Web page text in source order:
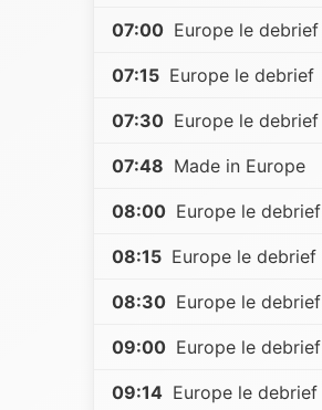
07:00 Europe le debrief
07:15 Europe le debrief
07:30 Europe le debrief
07:48 Made in Europe
08:00 Europe le debrief
08:15 Europe le debrief
08:30 Europe le debrief
09:00 Europe le debrief
09:14 Europe le debrief